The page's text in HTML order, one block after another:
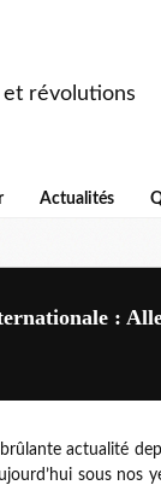
révolutions
Actualités
:
actualité
sous nos